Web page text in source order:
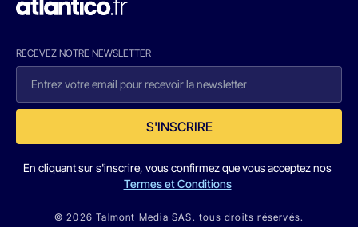
RECEVEZ NOTRE NEWSLETTER
S'INSCRIRE
En cliquant sur s'inscrire, vous confirmez que vous acceptez nos
Termes et Conditions
© 2026 Talmont Media SAS. tous droits réservés.